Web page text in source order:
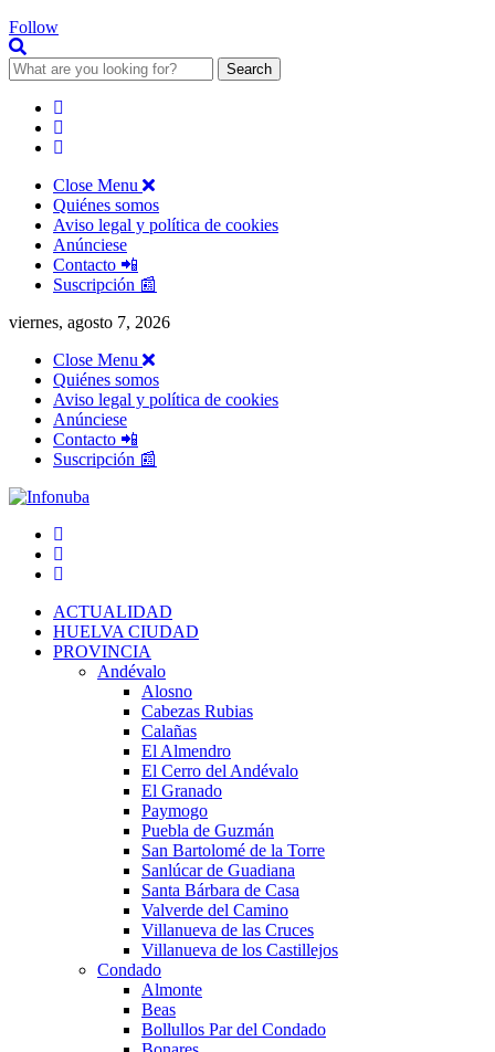
Follow
Search
for:
Close Menu
Quiénes somos
Aviso legal y política de cookies
Anúnciese
Contacto 📲
Suscripción 📰
viernes, agosto 7, 2026
Close Menu
Quiénes somos
Aviso legal y política de cookies
Anúnciese
Contacto 📲
Suscripción 📰
ACTUALIDAD
HUELVA CIUDAD
PROVINCIA
Andévalo
Alosno
Cabezas Rubias
Calañas
El Almendro
El Cerro del Andévalo
El Granado
Paymogo
Puebla de Guzmán
San Bartolomé de la Torre
Sanlúcar de Guadiana
Santa Bárbara de Casa
Valverde del Camino
Villanueva de las Cruces
Villanueva de los Castillejos
Condado
Almonte
Beas
Bollullos Par del Condado